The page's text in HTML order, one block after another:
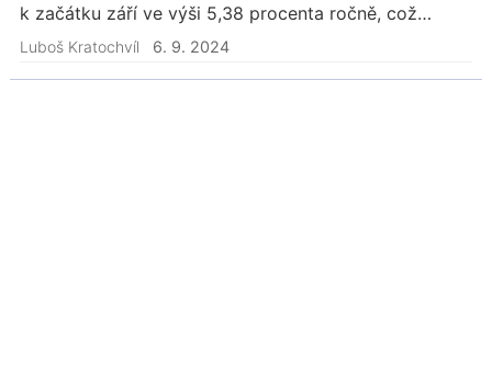
k začátku září ve výši 5,38 procenta ročně, což
zdaleka neodpovídá optimistickým očekáváním o
Luboš Kratochvíl 6. 9. 2024